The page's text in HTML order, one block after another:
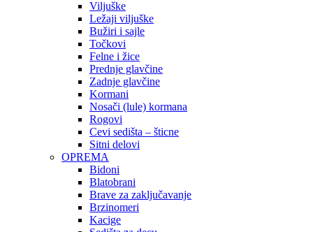
Viljuške
Ležaji viljuške
Bužiri i sajle
Točkovi
Felne i žice
Prednje glavčine
Zadnje glavčine
Kormani
Nosači (lule) kormana
Rogovi
Cevi sedišta – šticne
Sitni delovi
OPREMA
Bidoni
Blatobrani
Brave za zaključavanje
Brzinomeri
Kacige